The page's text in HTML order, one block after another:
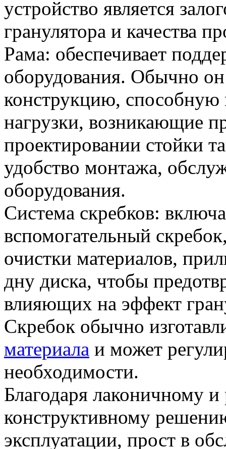
устройство является
гранулятора и качества
Рама: обеспечивает
оборудования. Обычно
конструкцию,
нагрузки, возникающие
проектировании стойки
удобство монтажа,
оборудования.
Система скребков:
вспомогательный
очистки материалов,
дну диска, чтобы
влияющих на эффект
Скребок обычно
материала и может
необходимости.
Благодаря лаконичному
конструктивному
эксплуатации, прост в